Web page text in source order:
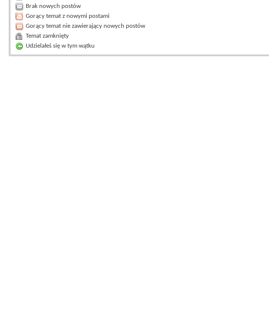
Brak nowych postów
Gorący temat z nowymi postami
Gorący temat nie zawierający nowych postów
Temat zamknięty
Udzielałeś się w tym wątku